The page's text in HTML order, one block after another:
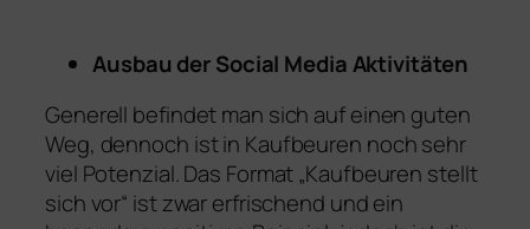
Ausbau der Social Media Aktivitäten
Generell befindet man sich auf einen guten
Weg, dennoch ist in Kaufbeuren noch sehr
viel Potenzial. Das Format „Kaufbeuren stellt
sich vor“ ist zwar erfrischend und ein